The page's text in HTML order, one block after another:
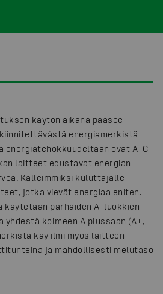
käytön aikana pääsee
energiamerkistä
energiatehokkuudeltaan ovat A-C-
laitteet edustavat energian
Kalleimmiksi kuluttajalle
jotka vievät energiaa eniten.
käytetään parhaiden A-luokkien
yhdestä kolmeen A plussaan (A+,
käy ilmi myös laitteen
ja mahdollisesti melutaso